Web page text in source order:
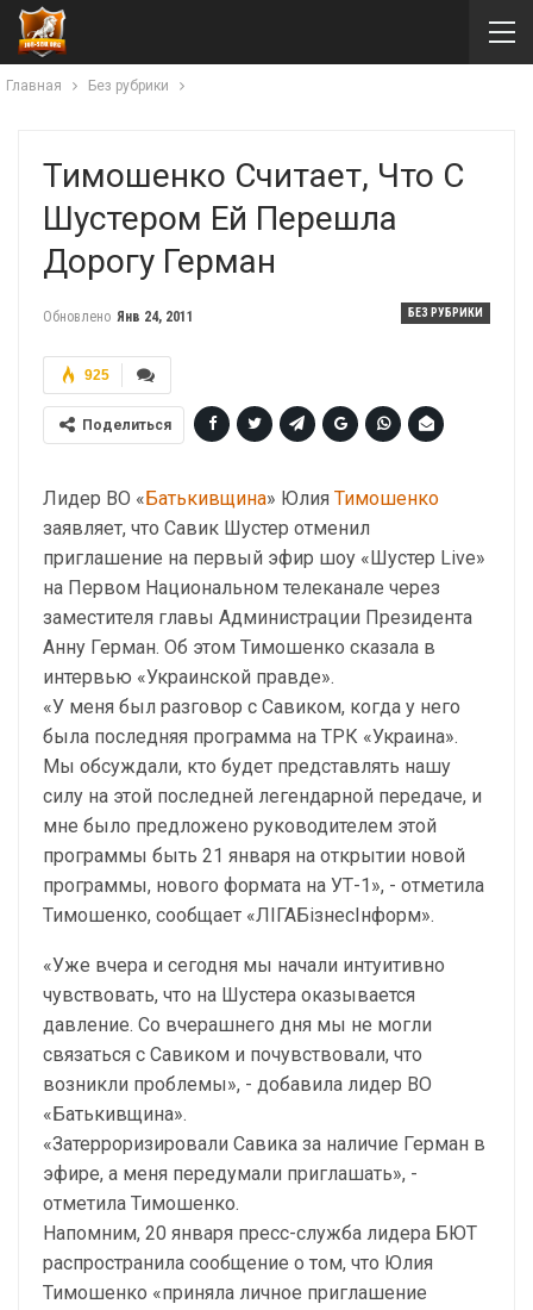
Главная Без рубрики
Тимошенко Считает, Что С
Шустером Ей Перешла
Дорогу Герман
БЕЗ РУБРИКИ
Обновлено Янв 24, 2011
925
Поделиться
Лидер ВО «Батькивщина» Юлия Тимошенко
заявляет, что Савик Шустер отменил
приглашение на первый эфир шоу «Шустер Live»
на Первом Национальном телеканале через
заместителя главы Администрации Президента
Анну Герман. Об этом Тимошенко сказала в
интервью «Украинской правде».
«У меня был разговор с Савиком, когда у него
была последняя программа на ТРК «Украина».
Мы обсуждали, кто будет представлять нашу
силу на этой последней легендарной передаче, и
мне было предложено руководителем этой
программы быть 21 января на открытии новой
программы, нового формата на УТ-1», - отметила
Тимошенко, сообщает «ЛІГАБізнесІнформ».
«Уже вчера и сегодня мы начали интуитивно
чувствовать, что на Шустера оказывается
давление. Со вчерашнего дня мы не могли
связаться с Савиком и почувствовали, что
возникли проблемы», - добавила лидер ВО
«Батькивщина».
«Затерроризировали Савика за наличие Герман в
эфире, а меня передумали приглашать», -
отметила Тимошенко.
Напомним, 20 января пресс-служба лидера БЮТ
распространила сообщение о том, что Юлия
Тимошенко «приняла личное приглашение